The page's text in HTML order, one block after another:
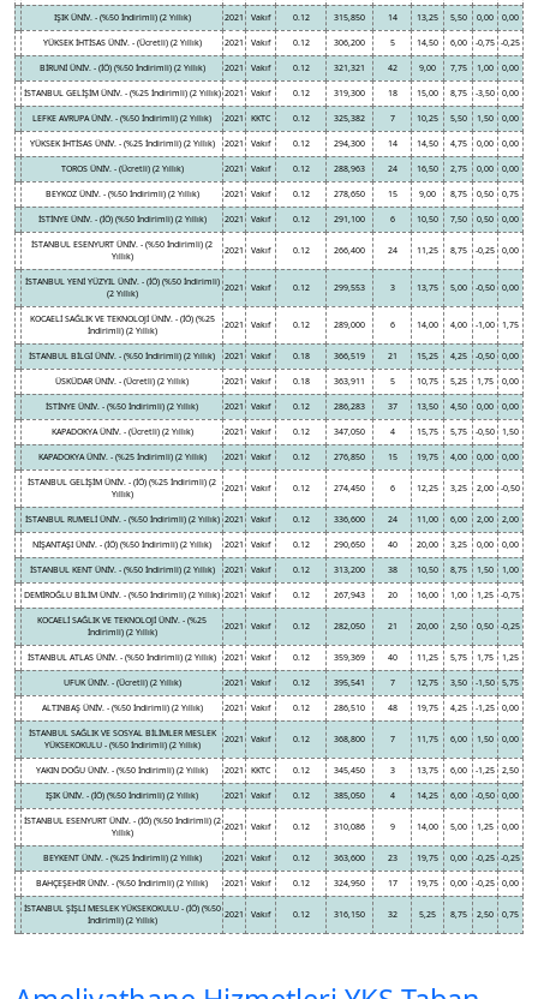
IŞIK ÜNİV. - (%50 İndirimli) (2 Yıllık) 2021 Vakıf 0.12 315,850 14 13,25 5,50 0,00 0,00
YÜKSEK İHTİSAS ÜNİV. - (Ücretli) (2 Yıllık) 2021 Vakıf 0.12 306,200 5 14,50 6,00 -0,75 -0,25
BİRUNİ ÜNİV. - (İÖ) (%50 İndirimli) (2 Yıllık) 2021 Vakıf 0.12 321,321 42 9,00 7,75 1,00 0,00
İSTANBUL GELİŞİM ÜNİV. - (%25 İndirimli) (2 Yıllık) 2021 Vakıf 0.12 319,300 18 15,00 8,75 -3,50 0,00
LEFKE AVRUPA ÜNİV. - (%50 İndirimli) (2 Yıllık) 2021 KKTC 0.12 325,382 7 10,25 5,50 1,50 0,00
YÜKSEK İHTİSAS ÜNİV. - (%25 İndirimli) (2 Yıllık) 2021 Vakıf 0.12 294,300 14 14,50 4,75 0,00 0,00
TOROS ÜNİV. - (Ücretli) (2 Yıllık) 2021 Vakıf 0.12 288,963 24 16,50 2,75 0,00 0,00
BEYKOZ ÜNİV. - (%50 İndirimli) (2 Yıllık) 2021 Vakıf 0.12 278,650 15 9,00 8,75 0,50 0,75
İSTİNYE ÜNİV. - (İÖ) (%50 İndirimli) (2 Yıllık) 2021 Vakıf 0.12 291,100 6 10,50 7,50 0,50 0,00
İSTANBUL ESENYURT ÜNİV. - (%50 İndirimli) (2
Yıllık)
2021 Vakıf 0.12 266,400 24 11,25 8,75 -0,25 0,00
İSTANBUL YENİ YÜZYIL ÜNİV. - (İÖ) (%50 İndirimli)
(2 Yıllık)
2021 Vakıf 0.12 299,553 3 13,75 5,00 -0,50 0,00
KOCAELİ SAĞLIK VE TEKNOLOJİ ÜNİV. - (İÖ) (%25
İndirimli) (2 Yıllık)
2021 Vakıf 0.12 289,000 6 14,00 4,00 -1,00 1,75
İSTANBUL BİLGİ ÜNİV. - (%50 İndirimli) (2 Yıllık) 2021 Vakıf 0.18 366,519 21 15,25 4,25 -0,50 0,00
ÜSKÜDAR ÜNİV. - (Ücretli) (2 Yıllık) 2021 Vakıf 0.18 363,911 5 10,75 5,25 1,75 0,00
İSTİNYE ÜNİV. - (%50 İndirimli) (2 Yıllık) 2021 Vakıf 0.12 286,283 37 13,50 4,50 0,00 0,00
KAPADOKYA ÜNİV. - (Ücretli) (2 Yıllık) 2021 Vakıf 0.12 347,050 4 15,75 5,75 -0,50 1,50
KAPADOKYA ÜNİV. - (%25 İndirimli) (2 Yıllık) 2021 Vakıf 0.12 276,850 15 19,75 4,00 0,00 0,00
İSTANBUL GELİŞİM ÜNİV. - (İÖ) (%25 İndirimli) (2
Yıllık)
2021 Vakıf 0.12 274,450 6 12,25 3,25 2,00 -0,50
İSTANBUL RUMELİ ÜNİV. - (%50 İndirimli) (2 Yıllık) 2021 Vakıf 0.12 336,600 24 11,00 6,00 2,00 2,00
NİŞANTAŞI ÜNİV. - (İÖ) (%50 İndirimli) (2 Yıllık) 2021 Vakıf 0.12 290,650 40 20,00 3,25 0,00 0,00
İSTANBUL KENT ÜNİV. - (%50 İndirimli) (2 Yıllık) 2021 Vakıf 0.12 313,200 38 10,50 8,75 1,50 1,00
DEMİROĞLU BİLİM ÜNİV. - (%50 İndirimli) (2 Yıllık) 2021 Vakıf 0.12 267,943 20 16,00 1,00 1,25 -0,75
KOCAELİ SAĞLIK VE TEKNOLOJİ ÜNİV. - (%25
İndirimli) (2 Yıllık)
2021 Vakıf 0.12 282,050 21 20,00 2,50 0,50 -0,25
İSTANBUL ATLAS ÜNİV. - (%50 İndirimli) (2 Yıllık) 2021 Vakıf 0.12 359,369 40 11,25 5,75 1,75 1,25
UFUK ÜNİV. - (Ücretli) (2 Yıllık) 2021 Vakıf 0.12 395,541 7 12,75 3,50 -1,50 5,75
ALTINBAŞ ÜNİV. - (%50 İndirimli) (2 Yıllık) 2021 Vakıf 0.12 286,510 48 19,75 4,25 -1,25 0,00
İSTANBUL SAĞLIK VE SOSYAL BİLİMLER MESLEK
YÜKSEKOKULU - (%50 İndirimli) (2 Yıllık)
2021 Vakıf 0.12 368,800 7 11,75 6,00 1,50 0,00
YAKIN DOĞU ÜNİV. - (%50 İndirimli) (2 Yıllık) 2021 KKTC 0.12 345,450 3 13,75 6,00 -1,25 2,50
IŞIK ÜNİV. - (İÖ) (%50 İndirimli) (2 Yıllık) 2021 Vakıf 0.12 385,050 4 14,25 6,00 -0,50 0,00
İSTANBUL ESENYURT ÜNİV. - (İÖ) (%50 İndirimli) (2
Yıllık)
2021 Vakıf 0.12 310,086 9 14,00 5,00 1,25 0,00
BEYKENT ÜNİV. - (%25 İndirimli) (2 Yıllık) 2021 Vakıf 0.12 363,600 23 19,75 0,00 -0,25 -0,25
BAHÇEŞEHİR ÜNİV. - (%50 İndirimli) (2 Yıllık) 2021 Vakıf 0.12 324,950 17 19,75 0,00 -0,25 0,00
İSTANBUL ŞİŞLİ MESLEK YÜKSEKOKULU - (İÖ) (%50
İndirimli) (2 Yıllık)
2021 Vakıf 0.12 316,150 32 5,25 8,75 2,50 0,75